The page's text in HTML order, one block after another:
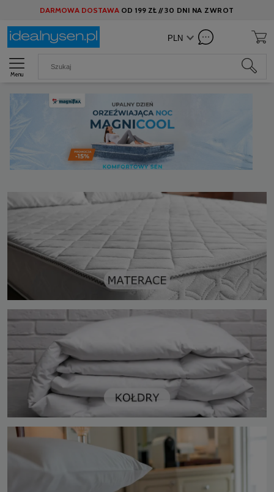
DARMOWA DOSTAWA OD 199 ZŁ //30 DNI NA ZWROT
Menu